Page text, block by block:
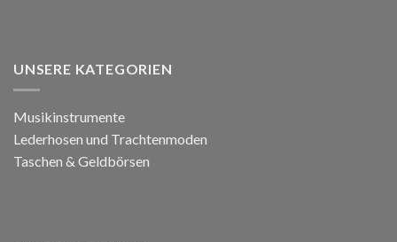
UNSERE KATEGORIEN
Musikinstrumente
Lederhosen und Trachtenmoden
Taschen & Geldbörsen